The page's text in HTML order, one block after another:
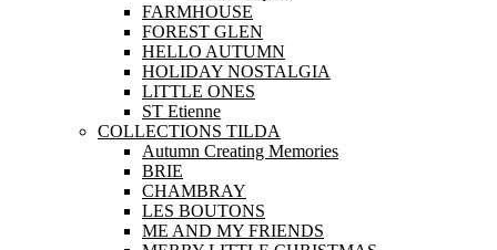
FARMHOUSE
FOREST GLEN
HELLO AUTUMN
HOLIDAY NOSTALGIA
LITTLE ONES
ST Etienne
COLLECTIONS TILDA
Autumn Creating Memories
BRIE
CHAMBRAY
LES BOUTONS
ME AND MY FRIENDS